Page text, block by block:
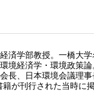
学部教授。一橋大
境経済学・環境政策
長、日本環境会議理
が刊行された当時に